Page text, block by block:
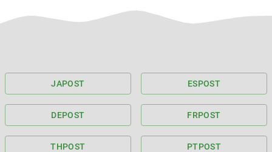
JAPOST ESPOST
DEPOST FRPOST
THPOST PTPOST